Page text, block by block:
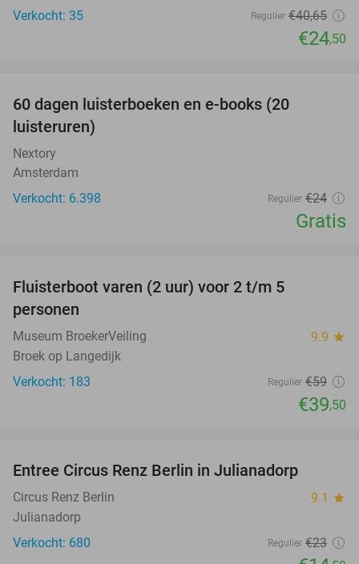
Verkocht: 35
Regulier €40,65
€24,50
60 dagen luisterboeken en e-books (20
luisteruren)
Nextory
Amsterdam
Verkocht: 6.398
Regulier €24
Gratis
Fluisterboot varen (2 uur) voor 2 t/m 5
personen
Museum BroekerVeiling 9.9 star
Broek op Langedijk
Verkocht: 183
Regulier €59
€39,50
Entree Circus Renz Berlin in Julianadorp
Circus Renz Berlin 9.1 star
Julianadorp
Verkocht: 680
Regulier €23